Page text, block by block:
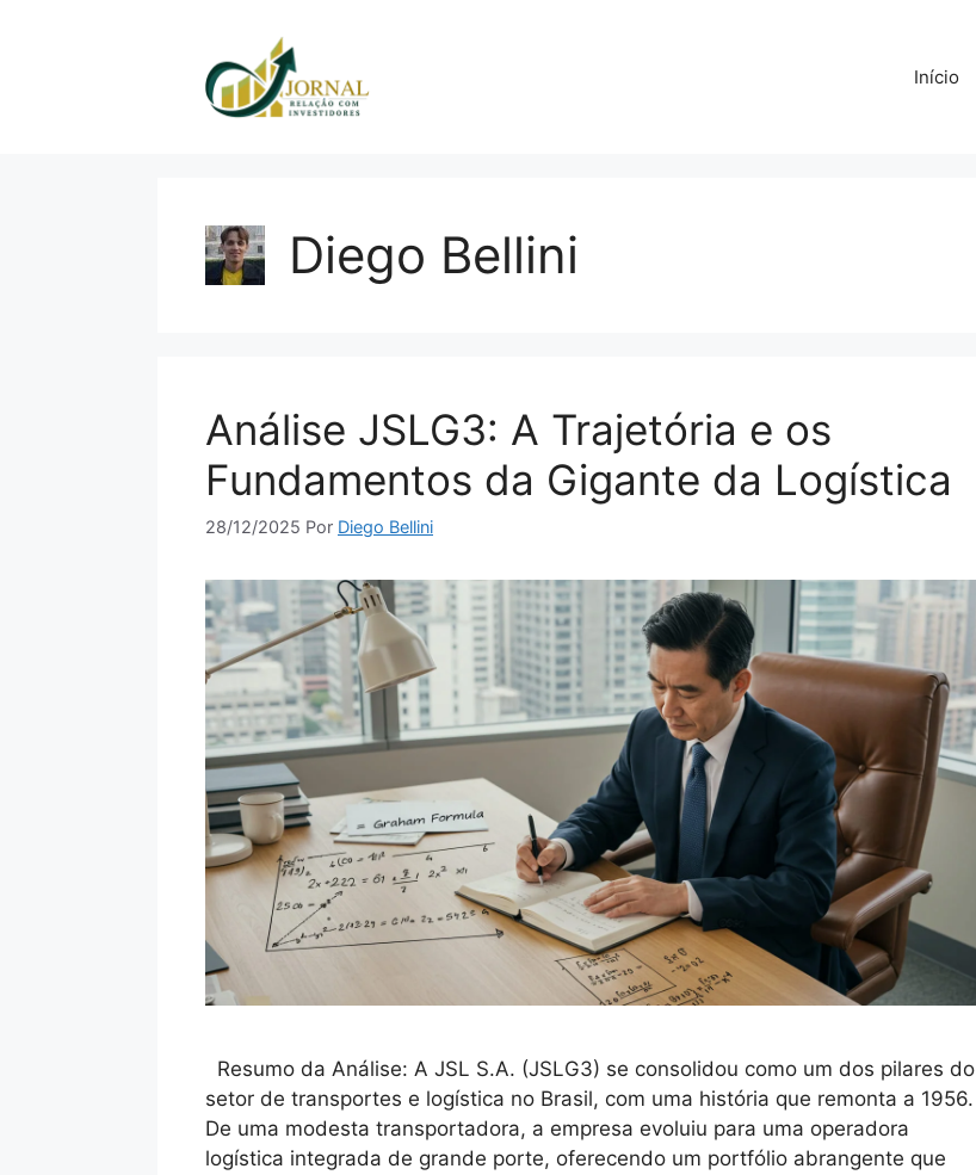
Início
Diego Bellini
Análise JSLG3: A Trajetória e os
Fundamentos da Gigante da Logística
28/12/2025 Por Diego Bellini
Resumo da Análise: A JSL S.A. (JSLG3) se consolidou como um dos pilares do
setor de transportes e logística no Brasil, com uma história que remonta a 1956.
De uma modesta transportadora, a empresa evoluiu para uma operadora
logística integrada de grande porte, oferecendo um portfólio abrangente que